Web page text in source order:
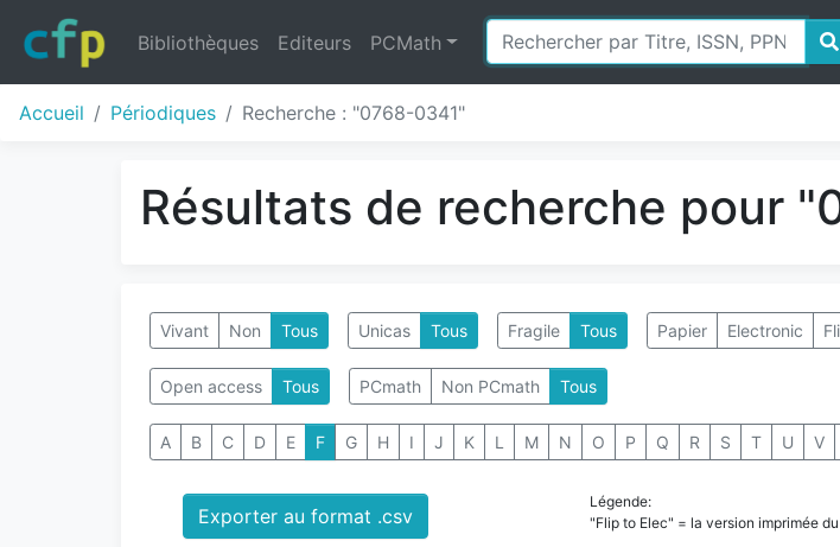
Bibliothèques Editeurs PCMath
Accueil Périodiques Recherche : "0768-0341"
Résultats de recherche pour
Vivant Non Tous Unicas Tous Fragile Tous Papier Electronic
Open access Tous PCmath Non PCmath Tous
A B C D E F G H I J K L M N O P Q R S T U V
Exporter au format .csv
Légende:
"Flip to Elec" = la version imprimée